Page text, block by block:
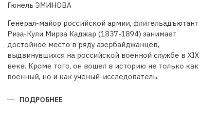
Гюнель ЭМИНОВА
Генерал-майор российской армии, флигельадъютант
Риза-Кули Мирза Каджар (1837-1894) занимает
достойное место в ряду азербайджанцев,
выдвинувшихся на российской военной службе в XIX
веке. Кроме того, он вошел в историю не только как
военный, но и как ученый-исследователь.
ПОДРОБНЕЕ